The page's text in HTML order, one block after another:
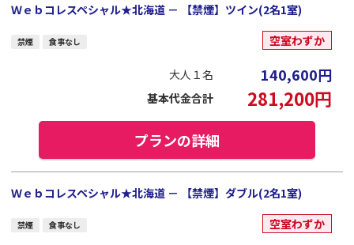
Ｗｅｂコレスペシャル★北海道 － 【禁煙】ツイン(2名1室)
禁煙 食事なし 空室わずか
大人１名 140,600円
基本代金合計 281,200円
プランの詳細
Ｗｅｂコレスペシャル★北海道 － 【禁煙】ダブル(2名1室)
禁煙 食事なし 空室わずか